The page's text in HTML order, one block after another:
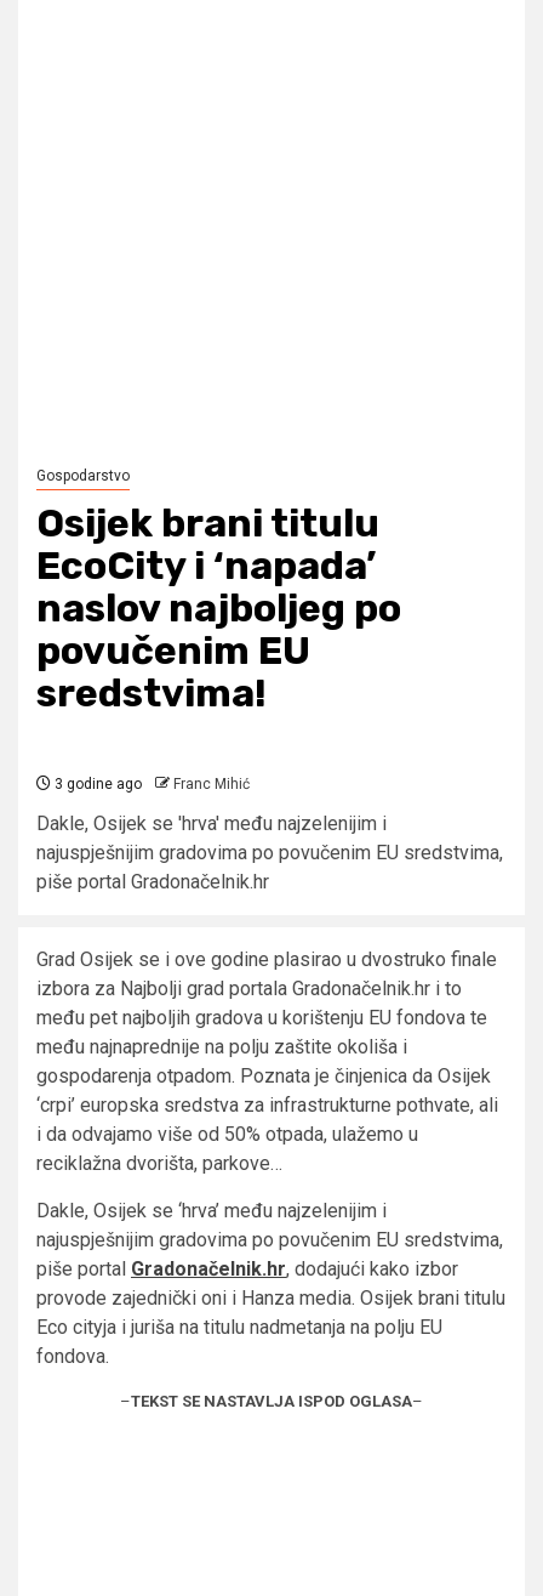
Gospodarstvo
Osijek brani titulu
EcoCity i ‘napada’
naslov najboljeg po
povučenim EU
sredstvima!
3 godine ago Franc Mihić
Dakle, Osijek se 'hrva' među najzelenijim i
najuspješnijim gradovima po povučenim EU sredstvima,
piše portal Gradonačelnik.hr
Grad Osijek se i ove godine plasirao u dvostruko finale
izbora za Najbolji grad portala Gradonačelnik.hr i to
među pet najboljih gradova u korištenju EU fondova te
među najnaprednije na polju zaštite okoliša i
gospodarenja otpadom. Poznata je činjenica da Osijek
‘crpi’ europska sredstva za infrastrukturne pothvate, ali
i da odvajamo više od 50% otpada, ulažemo u
reciklažna dvorišta, parkove…
Dakle, Osijek se ‘hrva’ među najzelenijim i
najuspješnijim gradovima po povučenim EU sredstvima,
piše portal Gradonačelnik.hr, dodajući kako izbor
provode zajednički oni i Hanza media. Osijek brani titulu
Eco cityja i juriša na titulu nadmetanja na polju EU
fondova.
–TEKST SE NASTAVLJA ISPOD OGLASA–